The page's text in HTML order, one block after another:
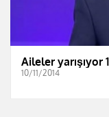
Aileler yarışıyor
10/11/2014